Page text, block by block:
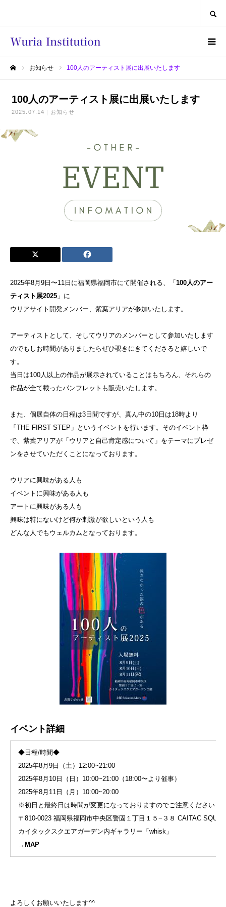
お知らせ 100人のアーティスト展に出展いたします
100人のアーティスト展に出展いたします
2025.07.14 お知らせ
2025年8月9日〜11日に福岡県福岡市にて開催される、「 100人のアー
ティスト展2025 」に
ウリアサイト開発メンバー、紫葉アリアが参加いたします。
アーティストとして、そしてウリアのメンバーとして参加いたします
のでもしお時間がありましたらぜひ覗きにきてくださると嬉しいで
す。
当日は100人以上の作品が展示されていることはもちろん、それらの
作品が全て載ったパンフレットも販売いたします。
また、個展自体の日程は3日間ですが、真ん中の10日は18時より
「THE FIRST STEP」というイベントを行います。そのイベント枠
で、紫葉アリアが「ウリアと自己肯定感について」をテーマにプレゼ
ンをさせていただくことになっております。
ウリアに興味がある人も
イベントに興味がある人も
アートに興味がある人も
興味は特にないけど何か刺激が欲しいという人も
どんな人でもウェルカムとなっております。
イベント詳細
◆日程/時間◆
2025年8月9日（土）12:00~21:00
2025年8月10日（日）10:00~21:00（18:00〜より催事）
2025年8月11日（月）10:00~20:00
※初日と最終日は時間が変更になっておりますのでご注意くださいま
〒810-0023 福岡県福岡市中央区警固１丁目１５−３８ CAITAC
カイタックスクエアガーデン内ギャラリー「whisk」
→ MAP
よろしくお願いいたします^^